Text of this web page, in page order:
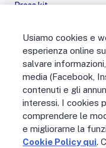
Press kit
Digital Services Act
PERSONE
No Fibra? No Party!
Posizioni aperte
La vita in Open Fiber
Lavora con noi
La nostra cultura
MONDO OPEN
Supporto
Usiamo cookies e
esperienza online
salvare
media (Facebook,
contenuti e gli
interessi. I cookies
comprendere le
e migliorarne la
Cookie Policy qui.